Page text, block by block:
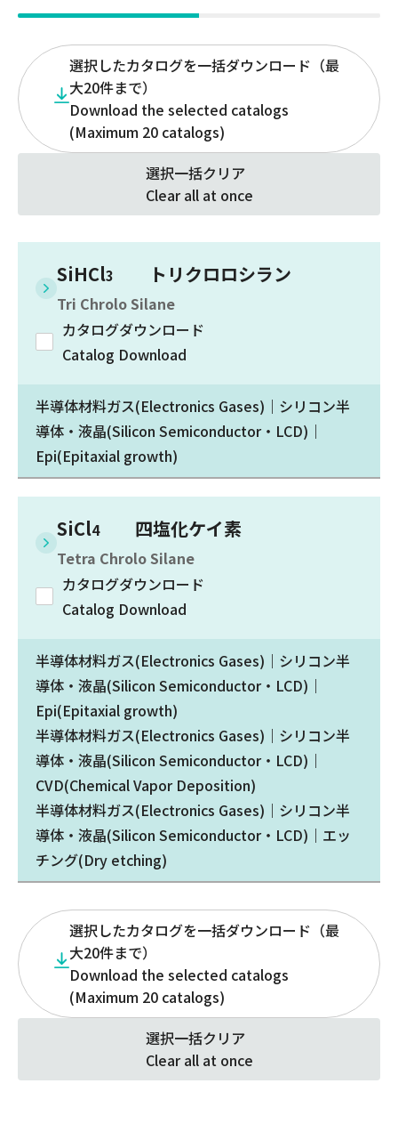
選択したカタログを一括ダウンロード（最
大20件まで）
Download the selected catalogs
(Maximum 20 catalogs)
選択一括クリア
Clear all at once
SiHCl3 トリクロロシラン
Tri Chrolo Silane
カタログダウンロード
Catalog Download
半導体材料ガス(Electronics Gases)｜シリコン半
導体・液晶(Silicon Semiconductor・LCD)｜
Epi(Epitaxial growth)
SiCl4四塩化ケイ素
Tetra Chrolo Silane
カタログダウンロード
Catalog Download
半導体材料ガス(Electronics Gases)｜シリコン半
導体・液晶(Silicon Semiconductor・LCD)｜
Epi(Epitaxial growth)
半導体材料ガス(Electronics Gases)｜シリコン半
導体・液晶(Silicon Semiconductor・LCD)｜
CVD(Chemical Vapor Deposition)
半導体材料ガス(Electronics Gases)｜シリコン半
導体・液晶(Silicon Semiconductor・LCD)｜エッ
チング(Dry etching)
選択したカタログを一括ダウンロード（最
大20件まで）
Download the selected catalogs
(Maximum 20 catalogs)
選択一括クリア
Clear all at once